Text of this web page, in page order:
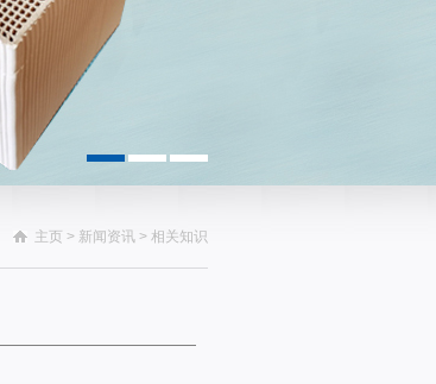
主页 > 新闻资讯 > 相关知识